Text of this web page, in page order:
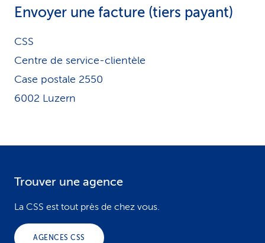
Envoyer une facture (tiers payant)
CSS
Centre de service-clientèle
Case postale 2550
6002 Luzern
Trouver une agence
La CSS est tout près de chez vous.
AGENCES CSS